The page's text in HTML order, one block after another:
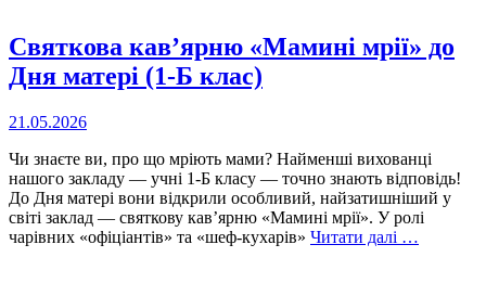
Святкова кав’ярню «Мамині мрії» до
Дня матері (1-Б клас)
21.05.2026
Чи знаєте ви, про що мріють мами? Найменші вихованці
нашого закладу — учні 1-Б класу — точно знають відповідь!
До Дня матері вони відкрили особливий, найзатишніший у
світі заклад — святкову кав’ярню «Мамині мрії». У ролі
чарівних «офіціантів» та «шеф-кухарів» Читати далі …